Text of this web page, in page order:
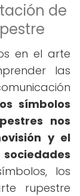
de
en el arte
las
símbolos
nos
y el
los
rupestre